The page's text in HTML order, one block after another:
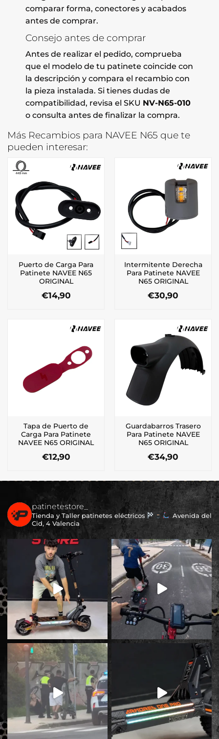
comparar forma, conectores y acabados
antes de comprar.
Consejo antes de comprar
Antes de realizar el pedido, comprueba
que el modelo de tu patinete coincide con
la descripción y compara el recambio con
la pieza instalada. Si tienes dudas de
compatibilidad, revisa el SKU NV-N65-010
o consulta antes de finalizar la compra.
Más Recambios para NAVEE N65 que te
pueden interesar:
Puerto de Carga Para
Patinete NAVEE N65
ORIGINAL
€14,90
Intermitente Derecha
Para Patinete NAVEE
N65 ORIGINAL
€30,90
Tapa de Puerto de
Carga Para Patinete
NAVEE N65 ORIGINAL
€12,90
Guardabarros Trasero
Para Patinete NAVEE
N65 ORIGINAL
€34,90
patinetestore_
Tienda y Taller patinetes eléctricos
Avenida del
Cid, 4 Valencia